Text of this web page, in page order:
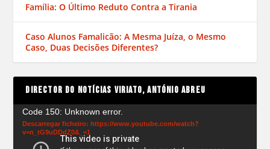
Família: O Último Reduto Contra a Tirania
Caso Alunos Famalicão: A Mesma Juíza, o Mesmo
Caso, Duas Decisões Diferentes?
DIRECTOR DO NOTÍCIAS VIRIATO, ANTÓNIO ABREU
Reprodutor
de
vídeo
Code 150: Unknown error.
Descarregar ficheiro: https://www.youtube.com/watch?
v=n_tG9uDDdZ0&_=1